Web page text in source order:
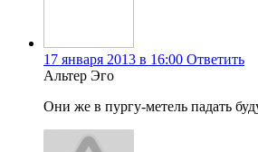
17 января 2013 в 16:00 Ответить
Альтер Эго
Они же в пургу-метель падать